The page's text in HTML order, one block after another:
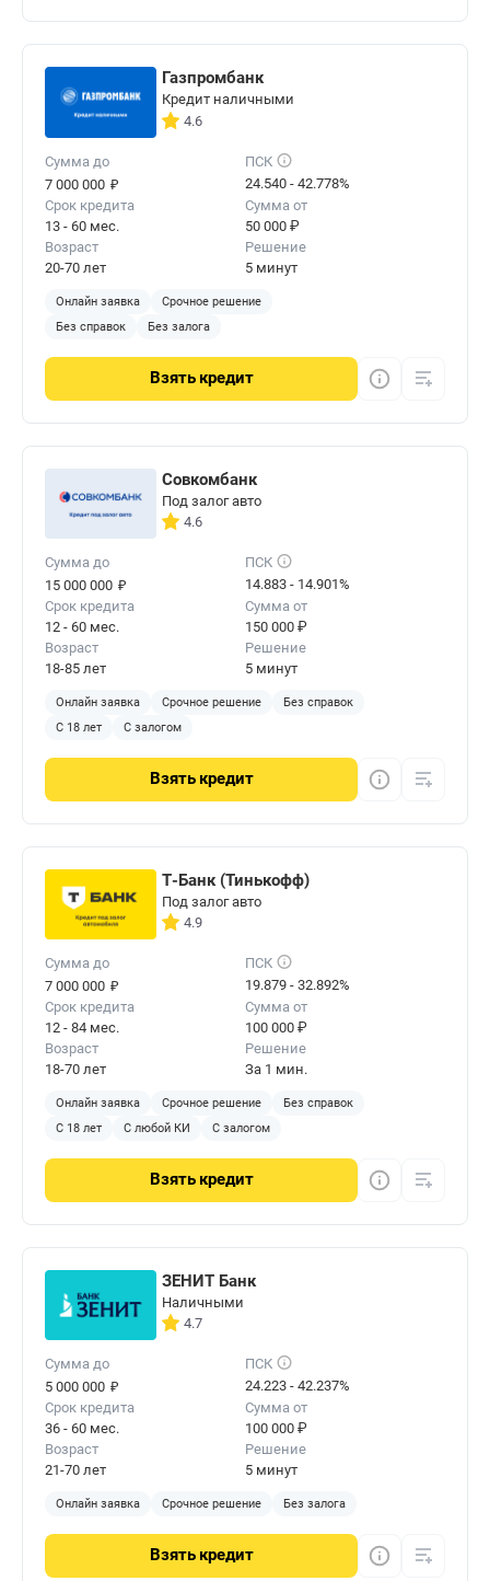
Газпромбанк
Кредит наличными
4.6
Сумма до
7 000 000 ₽
ПСК
24.540 - 42.778%
Срок кредита
13 - 60 мес.
Сумма от
50 000 ₽
Возраст
20-70 лет
Решение
5 минут
Онлайн заявка
Срочное решение
Без справок
Без залога
Взять кредит
Совкомбанк
Под залог авто
4.6
Сумма до
15 000 000 ₽
ПСК
14.883 - 14.901%
Срок кредита
12 - 60 мес.
Сумма от
150 000 ₽
Возраст
18-85 лет
Решение
5 минут
Онлайн заявка Срочное решение
Без справок
С 18 лет
С залогом
Взять кредит
Т-Банк (Тинькофф)
Под залог авто
4.9
Сумма до
7 000 000 ₽
ПСК
19.879 - 32.892%
Срок кредита
12 - 84 мес.
Сумма от
100 000 ₽
Возраст
18-70 лет
Решение
За 1 мин.
Онлайн заявка Срочное решение
Без справок
С 18 лет
С любой КИ С залогом
Взять кредит
ЗЕНИТ Банк
Наличными
4.7
Сумма до
5 000 000 ₽
ПСК
24.223 - 42.237%
Срок кредита
36 - 60 мес.
Сумма от
100 000 ₽
Возраст
21-70 лет
Решение
5 минут
Онлайн заявка Срочное решение Без залога
Взять кредит